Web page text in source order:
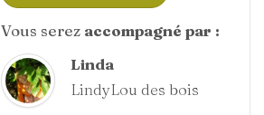
Vous serez accompagné par :
Linda
LindyLou des bois